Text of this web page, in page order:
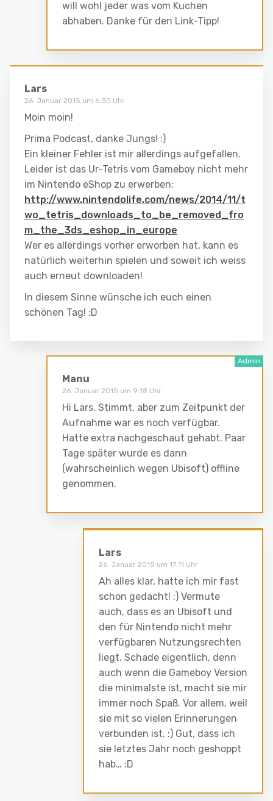
will wohl jeder was vom Kuchen
abhaben. Danke für den Link-Tipp!
Lars
26. Januar 2015 um 6:30 Uhr
Moin moin!
Prima Podcast, danke Jungs! :)
Ein kleiner Fehler ist mir allerdings aufgefallen.
Leider ist das Ur-Tetris vom Gameboy nicht mehr
im Nintendo eShop zu erwerben:
http://www.nintendolife.com/news/2014/11/t
wo_tetris_downloads_to_be_removed_fro
m_the_3ds_eshop_in_europe
Wer es allerdings vorher erworben hat, kann es
natürlich weiterhin spielen und soweit ich weiss
auch erneut downloaden!
In diesem Sinne wünsche ich euch einen
schönen Tag! :D
Manu
26. Januar 2015 um 9:18 Uhr
Hi Lars. Stimmt, aber zum Zeitpunkt der
Aufnahme war es noch verfügbar.
Hatte extra nachgeschaut gehabt. Paar
Tage später wurde es dann
(wahrscheinlich wegen Ubisoft) offline
genommen.
Lars
26. Januar 2015 um 17:11 Uhr
Ah alles klar, hatte ich mir fast
schon gedacht! :) Vermute
auch, dass es an Ubisoft und
den für Nintendo nicht mehr
verfügbaren Nutzungsrechten
liegt. Schade eigentlich, denn
auch wenn die Gameboy Version
die minimalste ist, macht sie mir
immer noch Spaß. Vor allem, weil
sie mit so vielen Erinnerungen
verbunden ist. :) Gut, dass ich
sie letztes Jahr noch geshoppt
hab… :D